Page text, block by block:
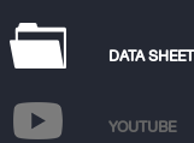
DATA SHEET
YOUTUBE